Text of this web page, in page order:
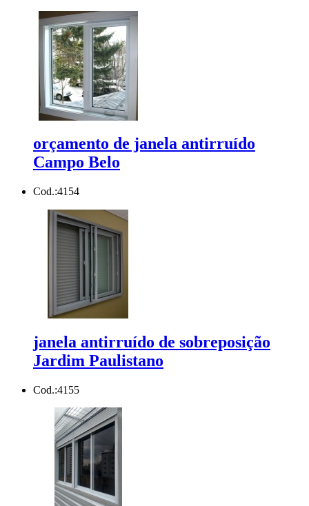
orçamento de janela antirruído
Campo Belo
Cod.:4154
janela antirruído de sobreposição
Jardim Paulistano
Cod.:4155